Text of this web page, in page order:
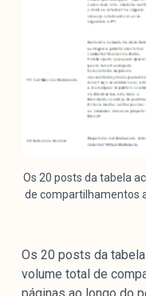
Os 20 posts da tabela
de compartilhamentos
Os 20 posts da
volume total de